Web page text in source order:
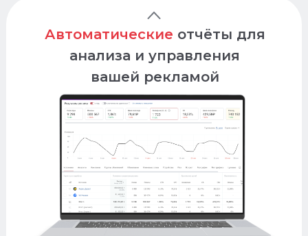
Автоматические отчёты для
анализа и управления
вашей рекламой
Запускайте
рекламные кампании
быстрее
Экономьте до 15% от
бюджета с защитой
от скликивания
Попробовать бесплатно